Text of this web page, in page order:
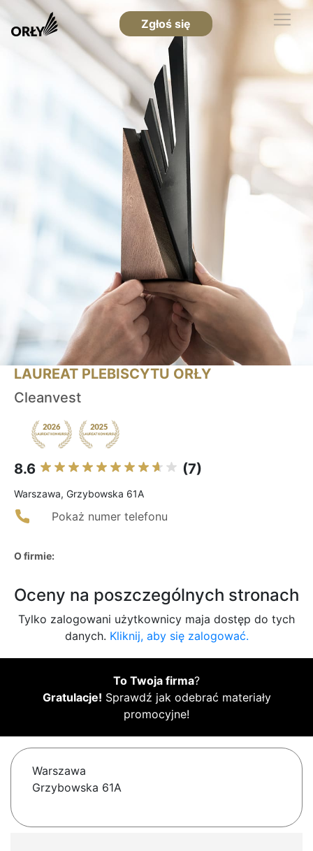
Zgłoś się
LAUREAT PLEBISCYTU ORŁY
Cleanvest
8.6 (7)
Warszawa, Grzybowska 61A
Pokaż numer telefonu
O firmie:
Oceny na poszczególnych stronach
Tylko zalogowani użytkownicy maja dostęp do tych
danych. Kliknij, aby się zalogować.
To Twoja firma?
Gratulacje! Sprawdź jak odebrać materiały
promocyjne!
Warszawa
Grzybowska 61A